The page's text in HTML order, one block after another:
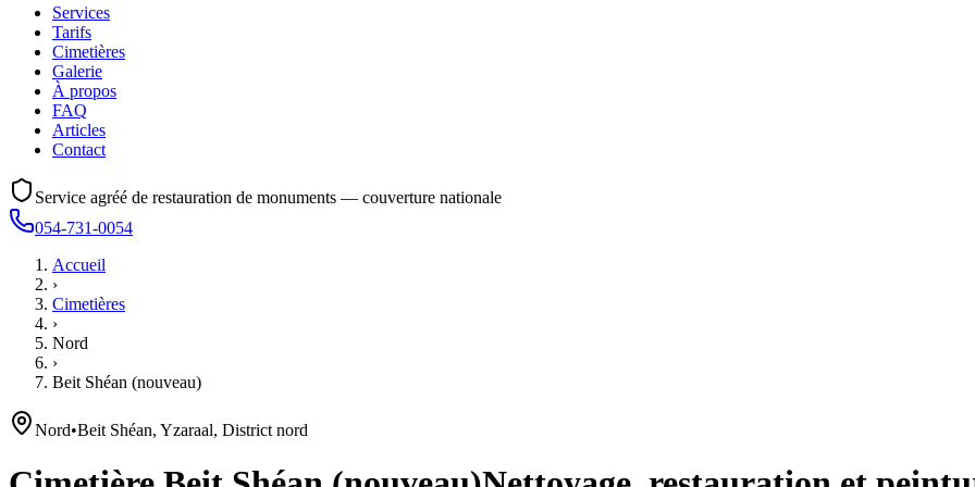
Services
Tarifs
Cimetières
Galerie
À propos
FAQ
Articles
Contact
Service agréé de restauration de monuments — couverture nationale
054-731-0054
Accueil
›
Cimetières
›
Nord
›
Beit Shéan (nouveau)
Nord•Beit Shéan, Yzaraal, District nord